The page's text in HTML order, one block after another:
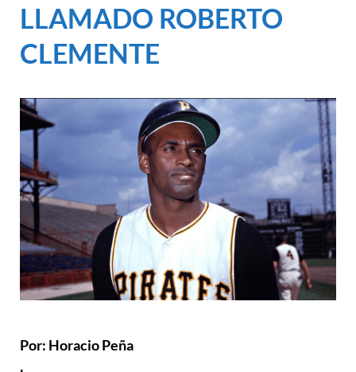
LLAMADO ROBERTO
CLEMENTE
Por: Horacio Peña